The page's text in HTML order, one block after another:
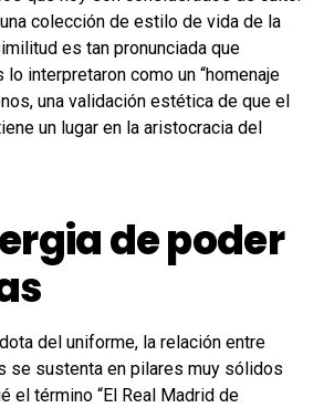
colección de estilo de vida de la
es tan pronunciada que
interpretaron como un “homenaje
una validación estética de que el
un lugar en la aristocracia del
de poder
del uniforme, la relación entre
se sustenta en pilares muy sólidos
el término “El Real Madrid de